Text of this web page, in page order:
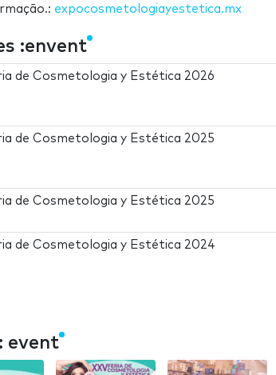
expocosmetologiayestetica.mx
:envent
de Cosmetologia y Estética 2026
de Cosmetologia y Estética 2025
de Cosmetologia y Estética 2025
de Cosmetologia y Estética 2024
event